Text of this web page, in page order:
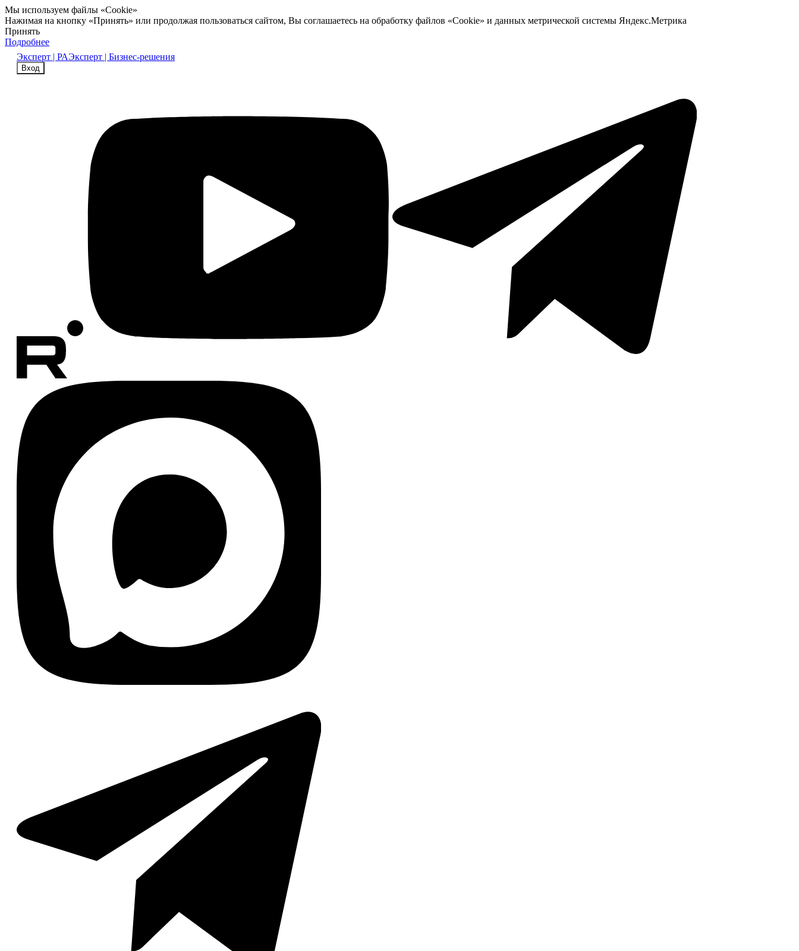
Мы используем файлы «Cookie»
Нажимая на кнопку «Принять» или продолжая пользоваться сайтом, Вы соглашаетесь на обработку файлов «Cookie» и данных метрической системы Яндекс.Метрика
Принять
Подробнее
Эксперт | РАЭксперт | Бизнес-решения
Вход